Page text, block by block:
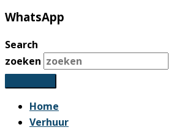
WhatsApp
Search
zoeken
Home
Verhuur